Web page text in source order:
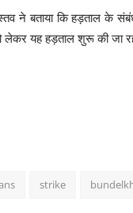
ने बताया कि हड़ताल के
लेकर यह हड़ताल शुरू की जा
strike